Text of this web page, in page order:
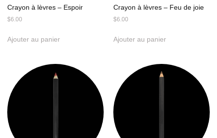
Crayon à lèvres – Espoir
$6.00
Ajouter au panier
Crayon à lèvres – Feu de joie
$6.00
Ajouter au panier